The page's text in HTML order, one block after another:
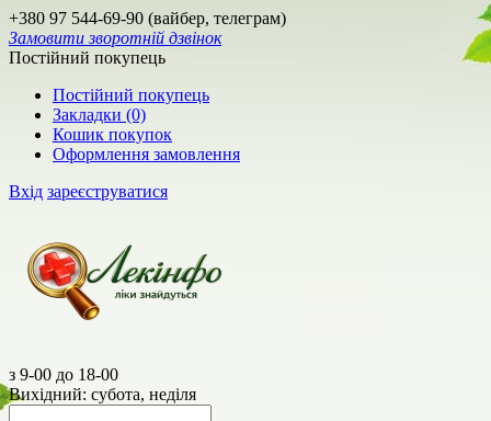
+380 97 544-69-90 (вайбер, телеграм)
Замовити зворотній дзвінок
Постійний покупець
Постійний покупець
Закладки (0)
Кошик покупок
Оформлення замовлення
Вхід зареєструватися
з 9-00 до 18-00
Вихідний: субота, неділя